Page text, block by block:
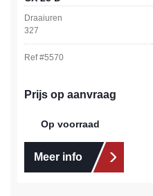
Draaiuren
327
Ref #5570
Prijs op aanvraag
Op voorraad
Meer info